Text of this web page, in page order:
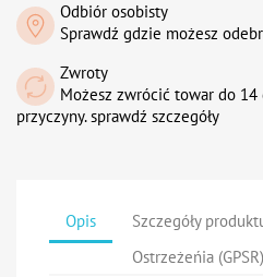
Odbiór osobisty
Sprawdź gdzie możesz
Zwroty
Możesz zwrócić towar do
przyczyny. sprawdź szczegóły
Opis
Szczegóły
Ostrzeżeńia (GPSR)